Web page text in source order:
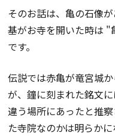
そのお話は、亀の石像
基がお寺を開いた時は "
です。
伝説では赤亀が竜宮城
が、鐘に刻まれた銘文
違う場所にあったと推
た寺院なのかは明らかに